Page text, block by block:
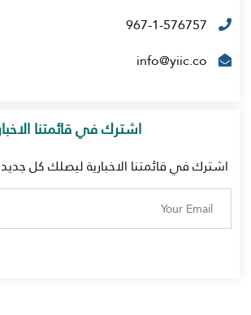
967-1-576757
info@yiic.co
اشترك في قائمتنا
اشترك في قائمتنا الاخبارية ليصلك كل جديد